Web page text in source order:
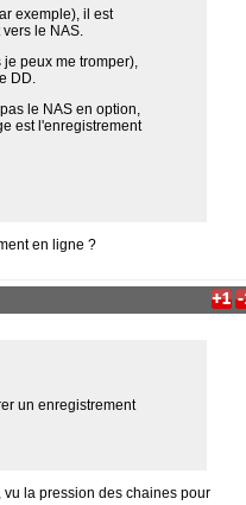
exemple), il est
le NAS.
je peux me tromper),
DD.
le NAS en option,
est l'enregistrement
en ligne ?
un enregistrement
vu la pression des chaines pour